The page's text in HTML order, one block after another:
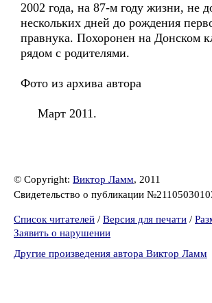
2002 года, на 87-м году жизни, не
нескольких дней до рождения
правнука. Похоронен на Донском
рядом с родителями.
Фото из архива автора
Март 2011.
© Copyright: Виктор Ламм, 2011
Свидетельство о публикации
Список читателей / Версия для печати /
Заявить о нарушении
Другие произведения автора Виктор Ламм